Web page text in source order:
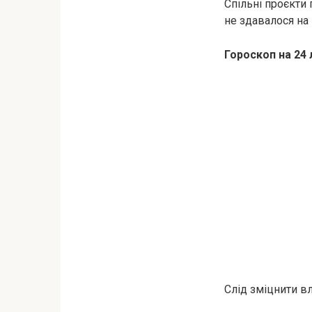
Спільні
не здавалося
Гороскоп на 24
Слід зміцнити